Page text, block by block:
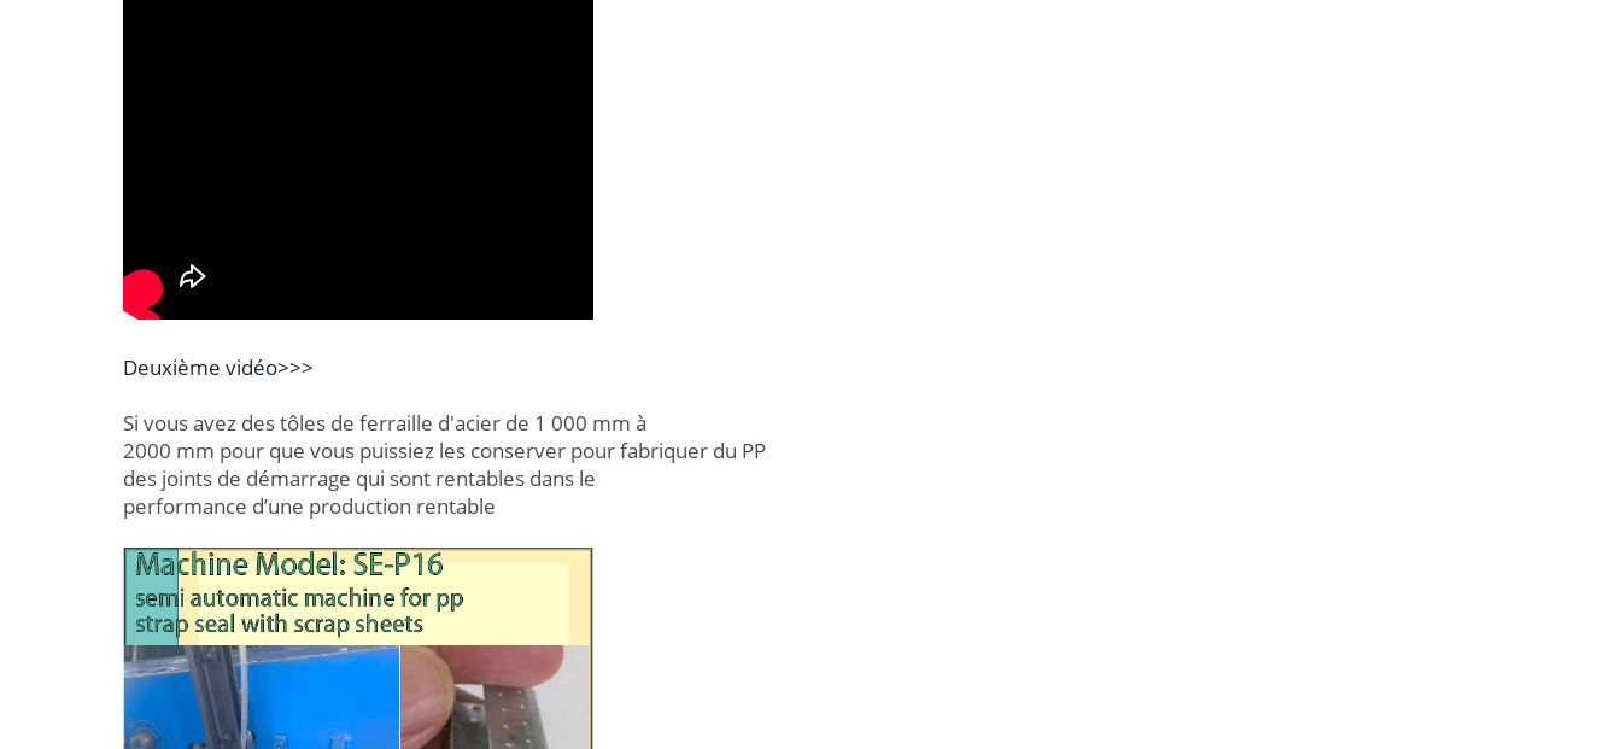
Deuxième vidéo>>>
Si vous avez des tôles de ferraille d'acier de 1 000 mm à
2000 mm pour que vous puissiez les conserver pour fabriquer du PP
des joints de démarrage qui sont rentables dans le
performance d’une production rentable